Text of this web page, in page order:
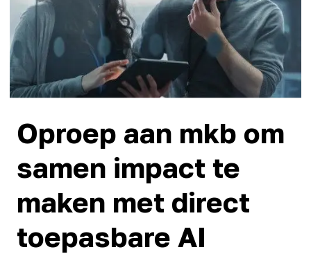
Oproep aan mkb om
samen impact te
maken met direct
toepasbare AI